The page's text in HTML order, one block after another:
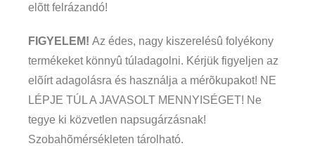
elõtt felrázandó!
FIGYELEM! Az édes, nagy kiszerelésû folyékony
termékeket könnyû túladagolni. Kérjük figyeljen az
elõírt adagolásra és használja a mérõkupakot! NE
LÉPJE TÚL A JAVASOLT MENNYISÉGET! Ne
tegye ki közvetlen napsugárzásnak!
Szobahõmérsékleten tárolható.